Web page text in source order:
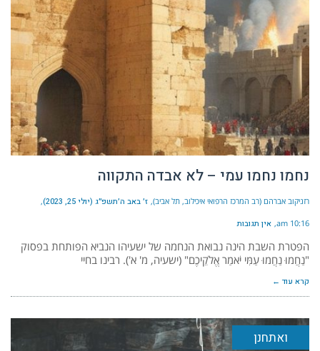
נחמו נחמו עמי – לא אבדה התקווה
רזניקוב אברהם (רב המרכז הרפואי איכילוב, תל אביב) ז׳ באב ה׳תשפ״ג (יולי 25, 2023)
10:16 am אין תגובות
הפטרת השבת הינה נבואת הנחמה של ישעיהו הנביא הפותחת בפסוק
"נַחֲמוּ נַחֲמוּ עַמִּי יֹאמַר אֱלֹקֵיכֶם" (ישעיה, מ' א'). רבינו בחיי
קרא עוד ←
ואתחנן